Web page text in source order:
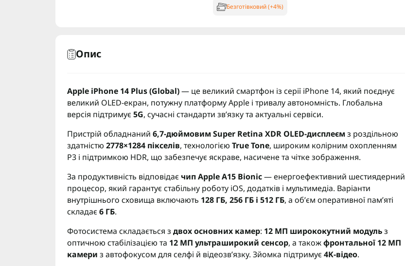
Безготівковий (+4%)
Опис
Apple iPhone 14 Plus (Global)— це великий смартфон із серії iPhone 14, який поєднує
великий OLED-екран, потужну платформу Apple і тривалу автономність. Глобальна
версія підтримує 5G, сучасні стандарти звʼязку та актуальні сервіси.
Пристрій обладнаний 6,7-дюймовим Super Retina XDR OLED-дисплеємз роздільною
здатністю 2778×1284 пікселів, технологією True Tone, широким колірним охопленням
P3 і підтримкою HDR, що забезпечує яскраве, насичене та чітке зображення.
За продуктивність відповідає чип Apple A15 Bionic— енергоефективний шестиядерний
процесор, який гарантує стабільну роботу iOS, додатків і мультимедіа. Варіанти
внутрішнього сховища включають 128 ГБ, 256 ГБ і 512 ГБ, а обʼєм оперативної памʼяті
складає 6 ГБ.
Фотосистема складається з двох основних камер: 12 МП ширококутний модульз
оптичною стабілізацією та 12 МП ультраширокий сенсор, а такожфронтальної 12 МП
камери з автофокусом для селфі й відеозвʼязку. Зйомка підтримує 4K-відео.